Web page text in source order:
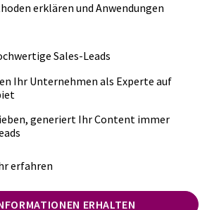
erklären und Anwendungen
Sales-Leads
Ihr Unternehmen als Experte auf
generiert Ihr Content immer
erfahren
ERHALTEN